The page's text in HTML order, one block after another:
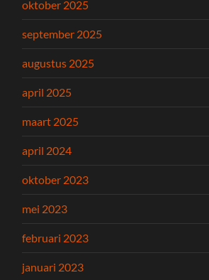
oktober 2025
september 2025
augustus 2025
april 2025
maart 2025
april 2024
oktober 2023
mei 2023
februari 2023
januari 2023